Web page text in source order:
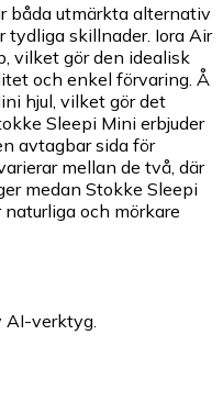
båda utmärkta alternativ
tydliga skillnader. Iora Air
vilket gör den idealisk
och enkel förvaring. Å
hjul, vilket gör det
Sleepi Mini erbjuder
avtagbar sida för
mellan de två, där
medan Stokke Sleepi
och mörkare
AI-verktyg.